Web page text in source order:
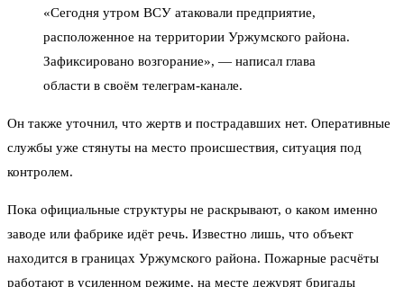
«Сегодня утром ВСУ атаковали предприятие,
расположенное на территории Уржумского района.
Зафиксировано возгорание», — написал глава
области в своём телеграм-канале.
Он также уточнил, что жертв и пострадавших нет. Оперативные
службы уже стянуты на место происшествия, ситуация под
контролем.
Пока официальные структуры не раскрывают, о каком именно
заводе или фабрике идёт речь. Известно лишь, что объект
находится в границах Уржумского района. Пожарные расчёты
работают в усиленном режиме, на месте дежурят бригады